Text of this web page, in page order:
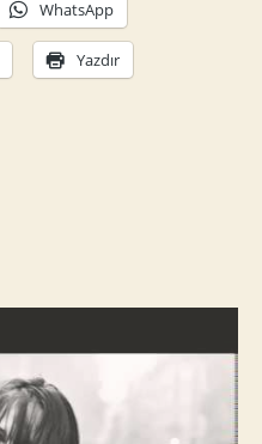
WhatsApp
Yazdır